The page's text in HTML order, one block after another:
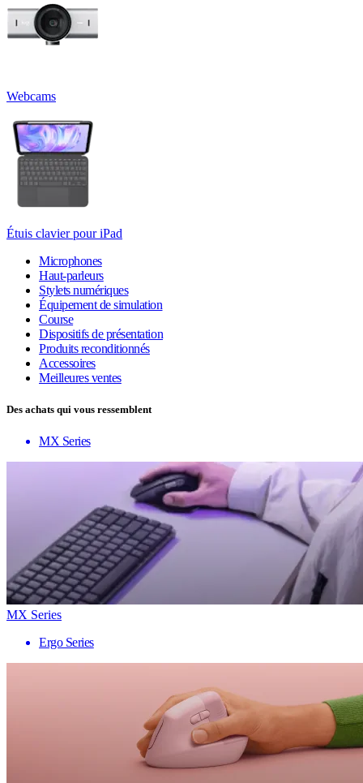
Webcams
Étuis clavier pour iPad
Microphones
Haut-parleurs
Stylets numériques
Équipement de simulation
Course
Dispositifs de présentation
Produits reconditionnés
Accessoires
Meilleures ventes
Des achats qui vous ressemblent
MX Series
MX Series
Ergo Series